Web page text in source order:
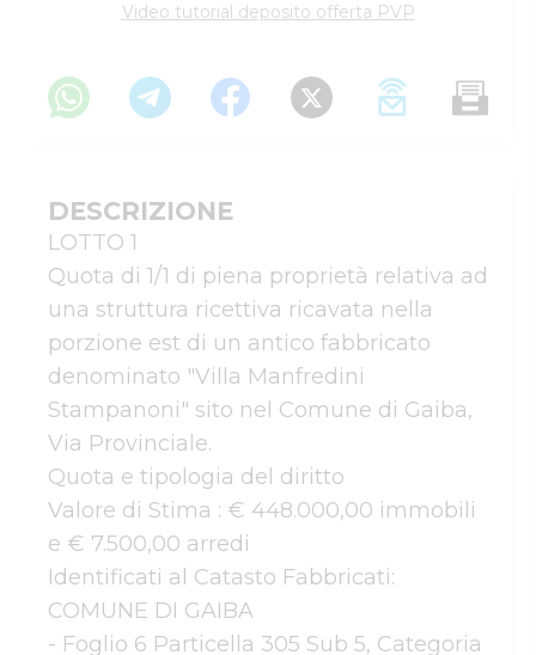
Video tutorial deposito offerta PVP
DESCRIZIONE
LOTTO 1
Quota di 1/1 di piena proprietà relativa ad
una struttura ricettiva ricavata nella
porzione est di un antico fabbricato
denominato "Villa Manfredini
Stampanoni" sito nel Comune di Gaiba,
Via Provinciale.
Quota e tipologia del diritto
Valore di Stima : € 448.000,00 immobili
e € 7.500,00 arredi
Identificati al Catasto Fabbricati:
COMUNE DI GAIBA
- Foglio 6 Particella 305 Sub 5, Categoria